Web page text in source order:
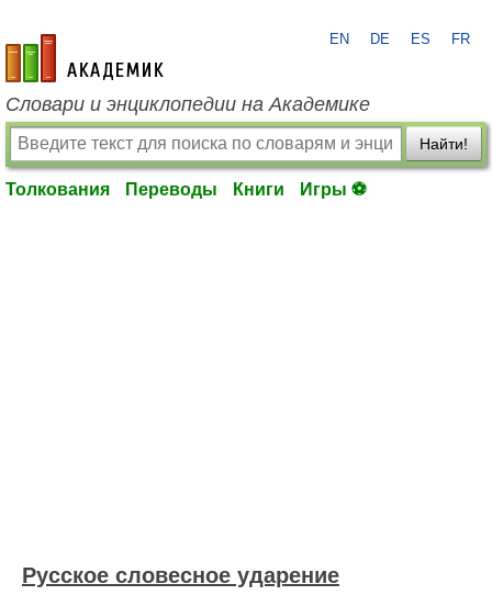
academic.ru
EN DE ES FR
Словари и энциклопедии на Академике
Найти!
Толкования Переводы Книги Игры ⚽
Русское словесное ударение